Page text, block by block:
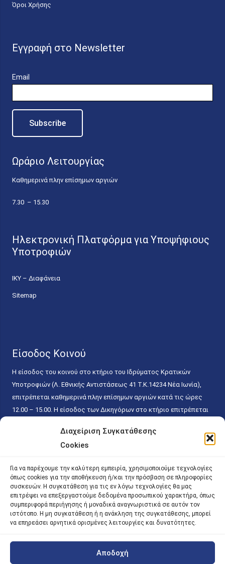
Διαχείριση Συγκατάθεσης
Cookies
Για να παρέχουμε την καλύτερη εμπειρία, χρησιμοποιούμε τεχνολογίες
όπως cookies για την αποθήκευση ή/και την πρόσβαση σε πληροφορίες
συσκευών. Η συγκατάθεση για τις εν λόγω τεχνολογίες θα μας
επιτρέψει να επεξεργαστούμε δεδομένα προσωπικού χαρακτήρα, όπως
συμπεριφορά περιήγησης ή μοναδικά αναγνωριστικά σε αυτόν τον
ιστότοπο. Η μη συγκατάθεση ή η ανάκληση της συγκατάθεσης, μπορεί
να επηρεάσει αρνητικά ορισμένες λειτουργίες και δυνατότητες.
Αποδοχή
Όροι Χρήσης
Εγγραφή στο Newsletter
Email
Ωράριο Λειτουργίας
Καθημερινά πλην επίσημων αργιών
7.30 – 15.30
Ηλεκτρονική Πλατφόρμα για Υποψήφιους
Υποτροφιών
ΙΚΥ – Διαφάνεια
Sitemap
Είσοδος Κοινού
Η είσοδος του κοινού στο κτήριο του Ιδρύματος Κρατικών
Υποτροφιών (Λ. Εθνικής Αντιστάσεως 41 T.K.14234 Νέα Ιωνία),
επιτρέπεται καθημερινά πλην επίσημων αργιών κατά τις ώρες
12.00 – 15.00. Η είσοδος των Δικηγόρων στο κτήριο επιτρέπεται
κάθε εργάσιμη ημέρα και ώρα χωρίς κανέναν χρονικό ή άλλο
περιορισμό. Η είσοδος του κοινού ειδικά στο γραφείο του
15.00. Η εξυπηρέτηση του κοινού πραγματοποιείται βάσει των
παγίων ισχυουσών διατάξεων. Για την αποφυγή συνωστισμού
εντός του εσωτερικού χώρου εξυπηρέτησης και αναμονής του
κοινού, η εξυπηρέτησή του δύναται να πραγματοποιείται κατόπιν
προγραμματισμένου ραντεβού.
| iky.gr | All Rights Reserved